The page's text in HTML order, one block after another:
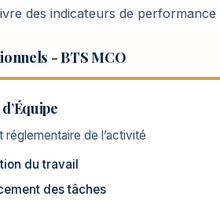
des indicateurs de performance
- BTS MCO
réglementaire de l’activité
du travail
des tâches